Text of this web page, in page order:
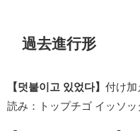
過去進行形
【덧붙이고 있었다】 付け加
読み：トップチゴ イッソッ